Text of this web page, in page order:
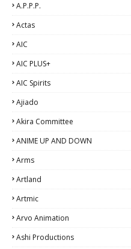
A.P.P.P.
Actas
AIC
AIC PLUS+
AIC Spirits
Ajiado
Akira Committee
ANIME UP AND DOWN
Arms
Artland
Artmic
Arvo Animation
Ashi Productions